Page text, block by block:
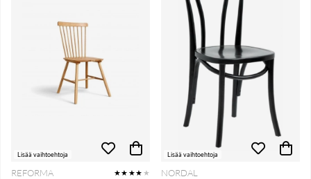
Lisää vaihtoehtoja
REFORMA ★★★★ ★
Lisää vaihtoehtoja
NORDAL